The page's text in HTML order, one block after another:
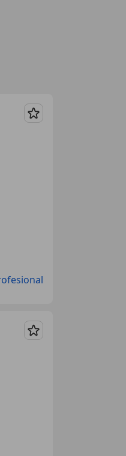
Guardar
Guardar